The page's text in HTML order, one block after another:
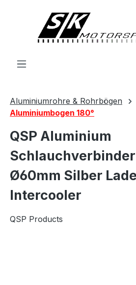
Aluminiumrohre & Rohrbögen
Aluminiumbogen 180°
QSP Aluminium
Schlauchverbinder
Ø60mm Silber
Intercooler
QSP Products